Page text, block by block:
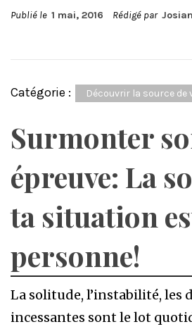
Publié le 1 mai, 2016 Rédigé par
Catégorie : Découvrir la source de
Surmonter
épreuve: La
ta situation
personne!
La solitude, l’instabilité, les
incessantes sont le lot